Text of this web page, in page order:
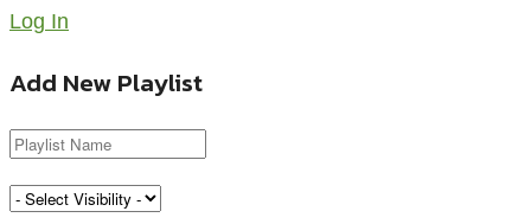
Log In
Add New Playlist